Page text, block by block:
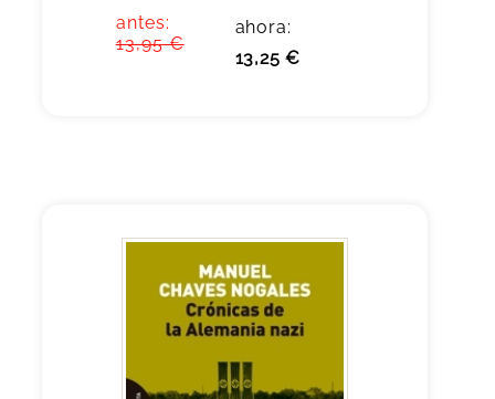
antes:
13,95 €
ahora:
13,25 €